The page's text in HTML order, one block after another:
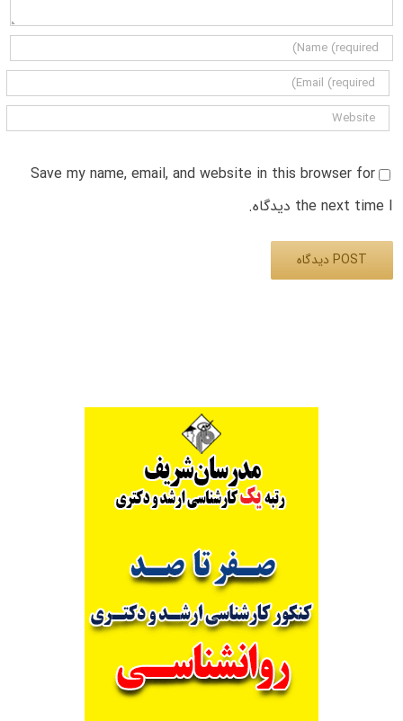
Save my name, email, and website in this browser for
the next time I دیدگاه.